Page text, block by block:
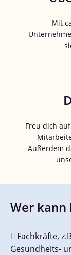
Mit
Freu dich
Außerdem
Wer kann
Fachkräfte,
Gesundheits-